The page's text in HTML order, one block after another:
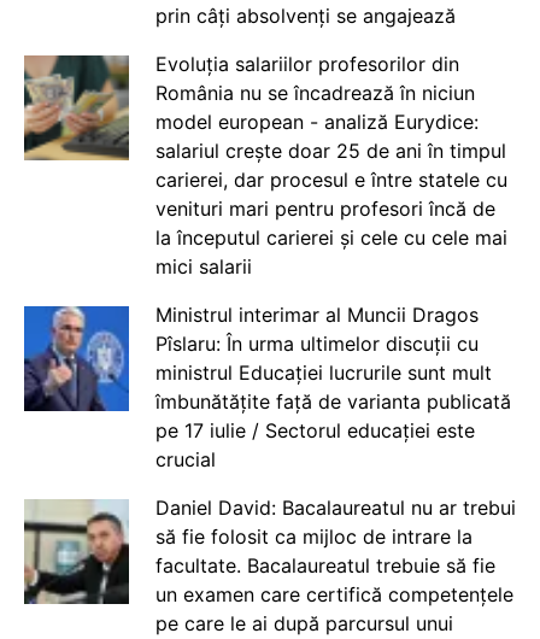
prin câți absolvenți se angajează
Evoluția salariilor profesorilor din
România nu se încadrează în niciun
model european - analiză Eurydice:
salariul crește doar 25 de ani în timpul
carierei, dar procesul e între statele cu
venituri mari pentru profesori încă de
la începutul carierei și cele cu cele mai
mici salarii
Ministrul interimar al Muncii Dragos
Pîslaru: În urma ultimelor discuții cu
ministrul Educației lucrurile sunt mult
îmbunătățite față de varianta publicată
pe 17 iulie / Sectorul educației este
crucial
Daniel David: Bacalaureatul nu ar trebui
să fie folosit ca mijloc de intrare la
facultate. Bacalaureatul trebuie să fie
un examen care certifică competențele
pe care le ai după parcursul unui